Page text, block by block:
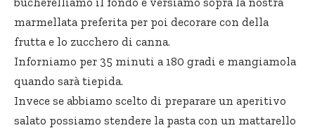
marmellata preferita per poi decorare con della
frutta e lo zucchero di canna.
Inforniamo per 35 minuti a 180 gradi e mangiamola
quando sarà tiepida.
Invece se abbiamo scelto di preparare un aperitivo
salato possiamo stendere la pasta con un mattarello